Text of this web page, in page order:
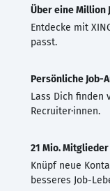
Über eine Million
Entdecke mit
passt.
Persönliche Job-
Lass Dich finden
Recruiter·innen.
21 Mio. Mitglieder
Knüpf neue
besseres Job-